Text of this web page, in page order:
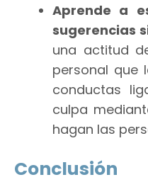
Aprende a
sugerencias
una actitud
personal que
conductas
culpa
hagan las
Conclusión